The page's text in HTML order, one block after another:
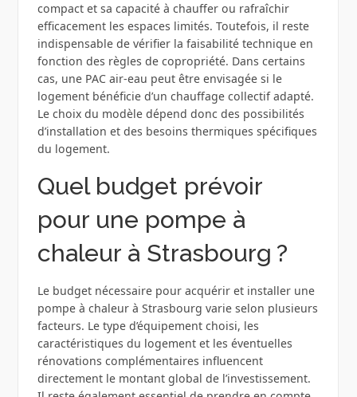
compact et sa capacité à chauffer ou rafraîchir
efficacement les espaces limités. Toutefois, il reste
indispensable de vérifier la faisabilité technique en
fonction des règles de copropriété. Dans certains
cas, une PAC air-eau peut être envisagée si le
logement bénéficie d’un chauffage collectif adapté.
Le choix du modèle dépend donc des possibilités
d’installation et des besoins thermiques spécifiques
du logement.
Quel budget prévoir
pour une pompe à
chaleur à Strasbourg ?
Le budget nécessaire pour acquérir et installer une
pompe à chaleur à Strasbourg varie selon plusieurs
facteurs. Le type d’équipement choisi, les
caractéristiques du logement et les éventuelles
rénovations complémentaires influencent
directement le montant global de l’investissement.